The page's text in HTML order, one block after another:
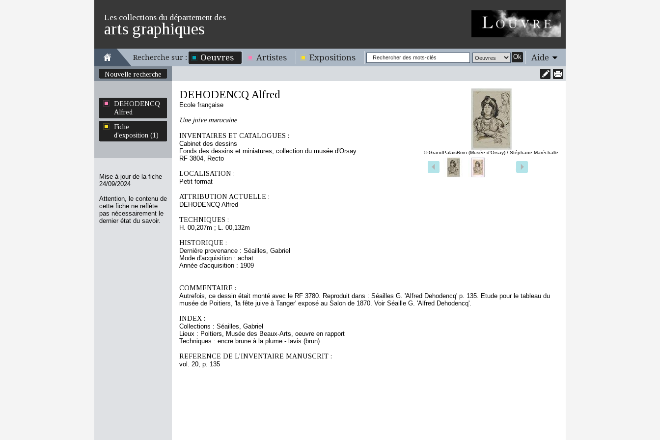
Les collections du département des
arts graphiques
Recherche sur : Oeuvres Artistes Expositions Ok Aide
Nouvelle recherche
DEHODENCQ
Alfred
Fiche
d'exposition (1)
Mise à jour de la fiche
24/09/2024
Attention, le contenu de
cette fiche ne reflète
pas nécessairement le
dernier état du savoir.
© GrandPalaisRmn (Musée d'Orsay) / Stéphane Maréchalle
DEHODENCQ Alfred
Ecole française
Une juive marocaine
INVENTAIRES ET CATALOGUES :
Cabinet des dessins
Fonds des dessins et miniatures, collection du musée d'Orsay
RF 3804, Recto
LOCALISATION :
Petit format
ATTRIBUTION ACTUELLE :
DEHODENCQ Alfred
TECHNIQUES :
H. 00,207m ; L. 00,132m
HISTORIQUE :
Dernière provenance : Séailles, Gabriel
Mode d'acquisition : achat
Année d'acquisition : 1909
COMMENTAIRE :
Autrefois, ce dessin était monté avec le RF 3780. Reproduit dans : Séailles G. 'Alfred Dehodencq' p. 135. Etude pour le tableau du
musée de Poitiers, 'la fête juive à Tanger' exposé au Salon de 1870. Voir Séaille G. 'Alfred Dehodencq'.
INDEX :
Collections : Séailles, Gabriel
Lieux : Poitiers, Musée des Beaux-Arts, oeuvre en rapport
Techniques : encre brune à la plume - lavis (brun)
REFERENCE DE L'INVENTAIRE MANUSCRIT :
vol. 20, p. 135